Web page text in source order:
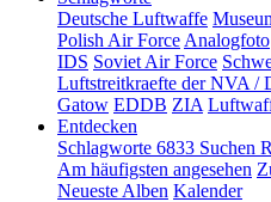
Deutsche Luftwaffe
Polish Air Force Analogfoto
IDS Soviet Air Force
Luftstreitkraefte der NVA /
Gatow EDDB ZIA
Entdecken
Schlagworte 6833 Suchen
Am häufigsten angesehen
Neueste Alben Kalender